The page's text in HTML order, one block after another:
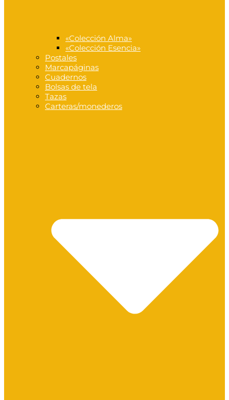
«Colección Alma»
«Colección Esencia»
Postales
Marcapáginas
Cuadernos
Bolsas de tela
Tazas
Carteras/monederos